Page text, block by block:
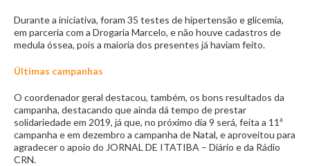
Durante a iniciativa, foram 35 testes de hipertensão e glicemia,
em parceria com a Drogaria Marcelo, e não houve cadastros de
medula óssea, pois a maioria dos presentes já haviam feito.
Últimas campanhas
O coordenador geral destacou, também, os bons resultados da
campanha, destacando que ainda dá tempo de prestar
solidariedade em 2019, já que, no próximo dia 9 será, feita a 11ª
campanha e em dezembro a campanha de Natal, e aproveitou para
agradecer o apoio do JORNAL DE ITATIBA – Diário e da Rádio
CRN.